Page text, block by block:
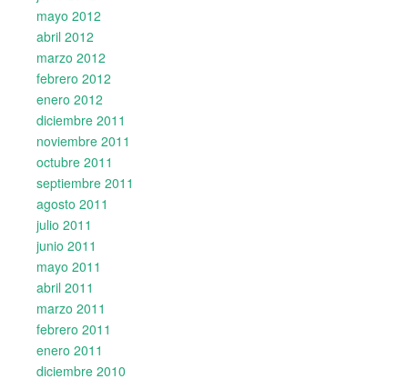
mayo 2012
abril 2012
marzo 2012
febrero 2012
enero 2012
diciembre 2011
noviembre 2011
octubre 2011
septiembre 2011
agosto 2011
julio 2011
junio 2011
mayo 2011
abril 2011
marzo 2011
febrero 2011
enero 2011
diciembre 2010